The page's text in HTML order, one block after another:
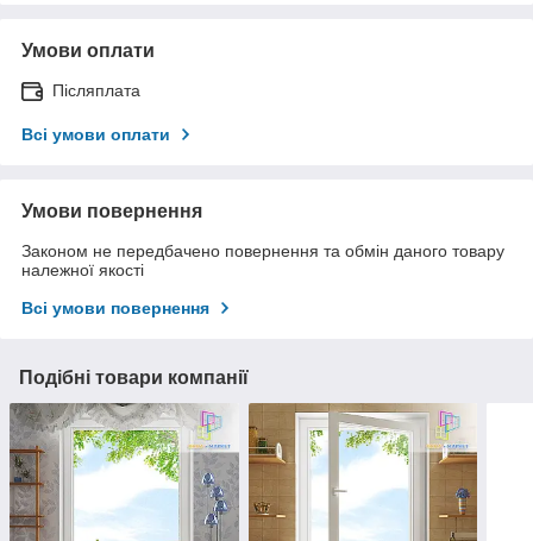
Умови оплати
Післяплата
Всі умови оплати
Умови повернення
Законом не передбачено повернення та обмін даного товару
належної якості
Всі умови повернення
Подібні товари компанії